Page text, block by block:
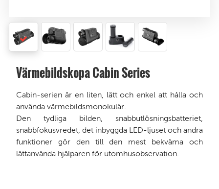
Värmebildskopa Cabin Series
Cabin-serien är en liten, lätt och enkel att hålla och
använda värmebildsmonokulär.
Den tydliga bilden, snabbutlösningsbatteriet,
snabbfokusvredet, det inbyggda LED-ljuset och andra
funktioner gör den till den mest bekväma och
lättanvända hjälparen för utomhusobservation.